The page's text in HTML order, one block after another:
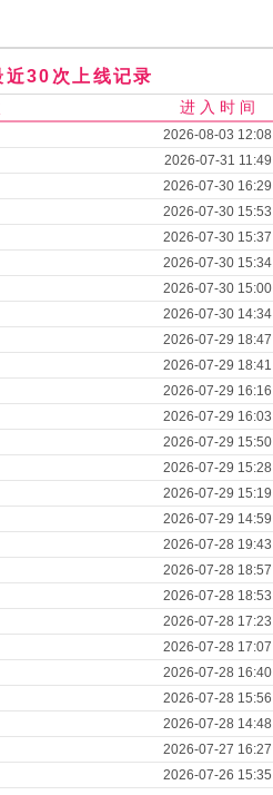
近30次上线记录
进 入 时 间
2026-08-03 12:08
2026-07-31 11:49
2026-07-30 16:29
2026-07-30 15:53
2026-07-30 15:37
2026-07-30 15:34
2026-07-30 15:00
2026-07-30 14:34
2026-07-29 18:47
2026-07-29 18:41
2026-07-29 16:16
2026-07-29 16:03
2026-07-29 15:50
2026-07-29 15:28
2026-07-29 15:19
2026-07-29 14:59
2026-07-28 19:43
2026-07-28 18:57
2026-07-28 18:53
2026-07-28 17:23
2026-07-28 17:07
2026-07-28 16:40
2026-07-28 15:56
2026-07-28 14:48
2026-07-27 16:27
2026-07-26 15:35